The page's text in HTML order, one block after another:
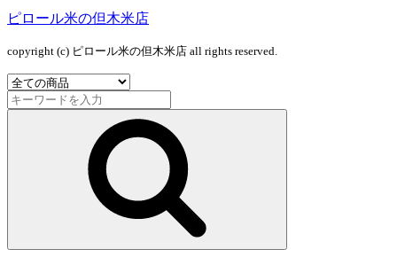
ピロール米の但木米店
copyright (c) ピロール米の但木米店 all rights reserved.